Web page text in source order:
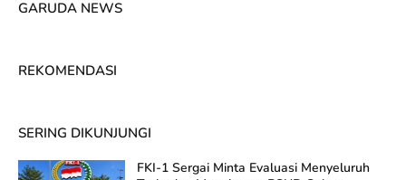
GARUDA NEWS
REKOMENDASI
SERING DIKUNJUNGI
FKI-1 Sergai Minta Evaluasi Menyeluruh